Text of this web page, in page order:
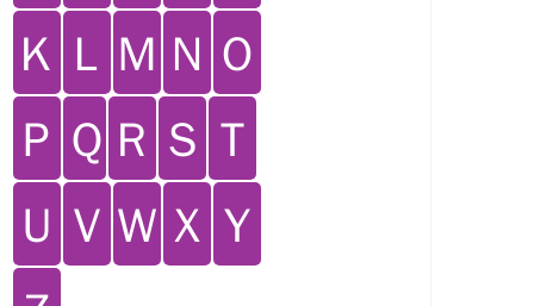
Ｋ Ｌ Ｍ Ｎ Ｏ
Ｐ Ｑ Ｒ Ｓ Ｔ
Ｕ Ｖ Ｗ Ｘ Ｙ